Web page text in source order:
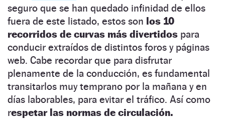
seguro que se han quedado infinidad de ellos
fuera de este listado, estos son los 10
recorridos de curvas más divertidos para
conducir extraídos de distintos foros y páginas
web. Cabe recordar que para disfrutar
plenamente de la conducción, es fundamental
transitarlos muy temprano por la mañana y en
días laborables, para evitar el tráfico. Así como
respetar las normas de circulación.